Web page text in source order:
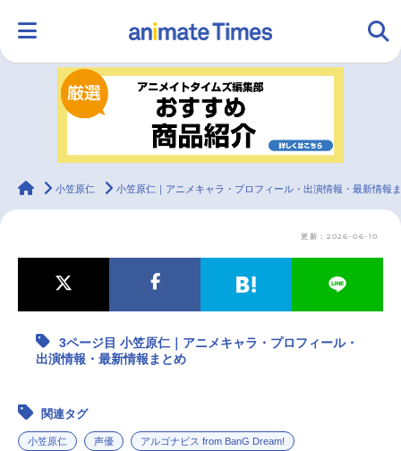
ランキング アニメ
ラジオ グッズ
最新記事一覧
アニメ映画一覧 実写化映画一覧
animateTimes
小笠原仁 小笠原仁｜アニメキャラ・プロフィール・出演情報・最新情報
更新：2026-06-10
3ページ目 小笠原仁｜アニメキャラ・プロフィール・
出演情報・最新情報まとめ
関連タグ
小笠原仁 声優 アルゴナビス from BanG Dream!